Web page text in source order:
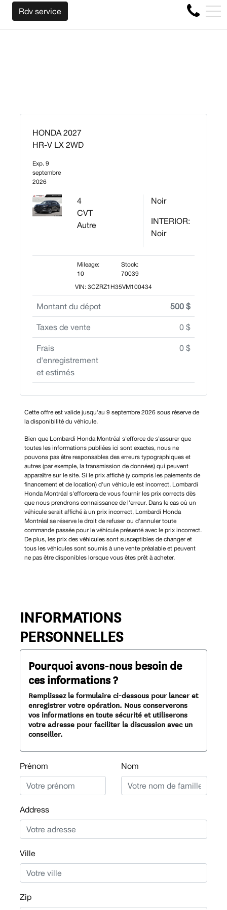
NOUS RACHETONS VOTRE AUTO PEU
4356 Boul Métropolitain E, Montréal, QC, CA H1S 1A2
EN
Rdv service
HONDA 2027
HR-V LX 2WD
Exp. 9
septembre
2026
4
CVT
Autre
Noir
INTERIOR:
Noir
Mileage:
10
Stock:
70039
VIN: 3CZRZ1H35VM100434
Montant du dépot 500 $
Taxes de vente 0 $
Frais
d'enregistrement
et estimés
0 $
Cette offre est valide jusqu'au 9 septembre 2026 sous réserve de
la disponibilité du véhicule.
Bien que Lombardi Honda Montréal s'efforce de s'assurer que
toutes les informations publiées ici sont exactes, nous ne
pouvons pas être responsables des erreurs typographiques et
autres (par exemple, la transmission de données) qui peuvent
apparaître sur le site. Si le prix affiché (y compris les paiements de
financement et de location) d'un véhicule est incorrect, Lombardi
Honda Montréal s'efforcera de vous fournir les prix corrects dès
que nous prendrons connaissance de l'erreur. Dans le cas où un
véhicule serait affiché à un prix incorrect, Lombardi Honda
Montréal se réserve le droit de refuser ou d'annuler toute
commande passée pour le véhicule présenté avec le prix incorrect.
De plus, les prix des véhicules sont susceptibles de changer et
tous les véhicules sont soumis à une vente préalable et peuvent
ne pas être disponibles lorsque vous êtes prêt à acheter.
INFORMATIONS
PERSONNELLES
Pourquoi avons-nous besoin de
ces informations ?
Remplissez le formulaire ci-dessous pour lancer et
enregistrer votre opération. Nous conserverons
vos informations en toute sécurité et utiliserons
votre adresse pour faciliter la discussion avec un
conseiller.
Prénom Nom
Address
Ville
Zip